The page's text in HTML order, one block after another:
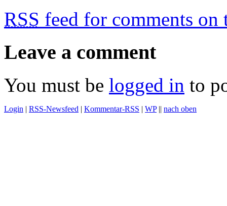
RSS feed for comments on
Leave a comment
You must be logged in to
Login | RSS-Newsfeed | Kommentar-RSS | WP|| nach oben